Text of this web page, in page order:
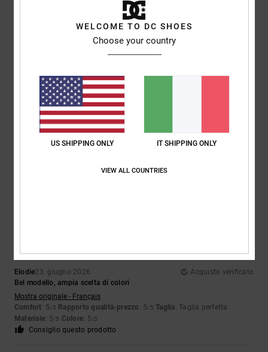
Rapporto qualità-prezzo: 5
5
Sabrina25. giugno 2026
Perché sono soddisfatti.
Mostra originale - Deutsch
Elodie23. giugno 2026
Acquisto verificato
Bel modello, ampia scelta di colori
Mostra originale - Français
Comfort: 5/5 Rapporto qualità-prezzo : 5/5 Taglia: Taglia perfetta
Materiale: 5/5 Colore: 5/5
Consiglio questo prodotto
WELCOME TO DC SHOES
Choose your country
US SHIPPING ONLY IT SHIPPING ONLY
VIEW ALL COUNTRIES